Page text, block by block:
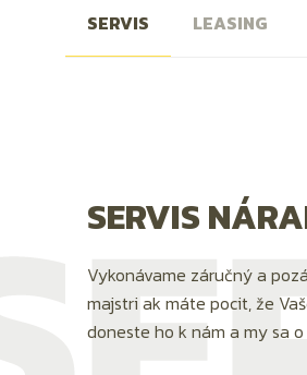
SERVIS LEASING
SERVIS
Vykonávame záručný a
majstri ak máte pocit, že
doneste ho k nám a my sa